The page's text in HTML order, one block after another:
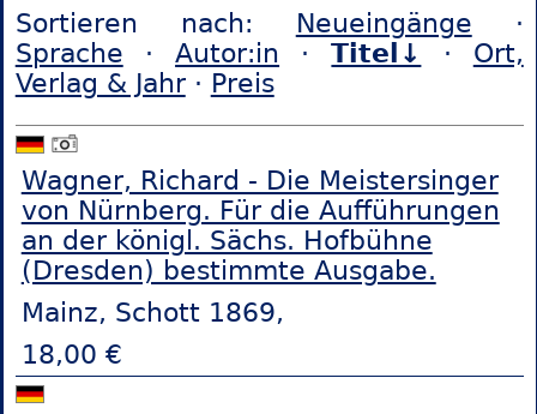
Sortieren nach: Neueingänge ·
Sprache ·Autor:in ·Titel↓ · Ort,
Verlag & Jahr· Preis
Wagner, Richard - Die Meistersinger
von Nürnberg. Für die Aufführungen
an der königl. Sächs. Hofbühne
(Dresden) bestimmte Ausgabe.
Mainz, Schott 1869,
18,00 €